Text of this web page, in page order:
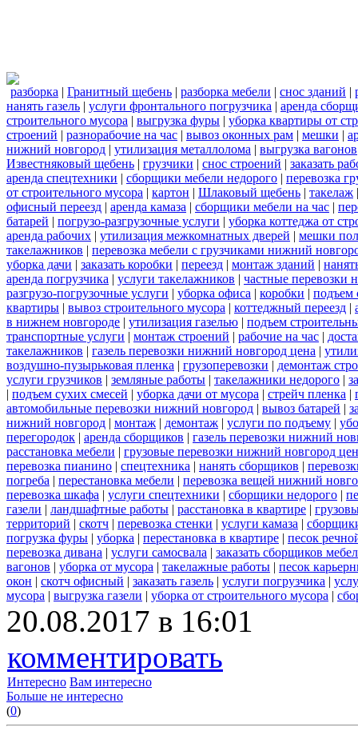
разборка | Гранитный щебень | разборка мебели | снос зданий |
нанять газель | услуги фронтального погрузчика | аренда
строительного мусора | выгрузка фуры | уборка квартиры от
строений | разнорабочие на час | вывоз оконных рам | мешки |
нижний новгород | утилизация металлолома | выгрузка вагонов
Известняковый щебень | грузчики | снос строений | заказать
аренда спецтехники | сборщики мебели недорого | перевозка
от строительного мусора | картон | Шлаковый щебень | такелаж
офисный переезд | аренда камаза | сборщики мебели на час |
батарей | погрузо-разгрузочные услуги | уборка коттеджа от
аренда рабочих | утилизация межкомнатных дверей | мешки
такелажников | перевозка мебели с грузчиками нижний
уборка дачи | заказать коробки | переезд | монтаж зданий |
аренда погрузчика | услуги такелажников | частные перевозки
разгрузо-погрузочные услуги | уборка офиса | коробки | подъем
квартиры | вывоз строительного мусора | коттеджный переезд |
в нижнем новгороде | утилизация газелью | подъем
транспортные услуги | монтаж строений | рабочие на час |
такелажников | газель перевозки нижний новгород цена |
воздушно-пузырьковая пленка | грузоперевозки | демонтаж
услуги грузчиков | земляные работы | такелажники недорого |
| подъем сухих смесей | уборка дачи от мусора | стрейч пленка |
автомобильные перевозки нижний новгород | вывоз батарей |
нижний новгород | монтаж | демонтаж | услуги по подъему |
перегородок | аренда сборщиков | газель перевозки нижний
расстановка мебели | грузовые перевозки нижний новгород
перевозка пианино | спецтехника | нанять сборщиков |
погреба | перестановка мебели | перевозка вещей нижний
перевозка шкафа | услуги спецтехники | сборщики недорого |
газели | ландшафтные работы | расстановка в квартире |
территорий | скотч | перевозка стенки | услуги камаза |
погрузка фуры | уборка | перестановка в квартире | песок
перевозка дивана | услуги самосвала | заказать сборщиков
вагонов | уборка от мусора | такелажные работы | песок
окон | скотч офисный | заказать газель | услуги погрузчика |
мусора | выгрузка газели | уборка от строительного мусора |
20.08.2017 в 16:01
комментировать
Интересно Вам интересно
Больше не интересно
(0)